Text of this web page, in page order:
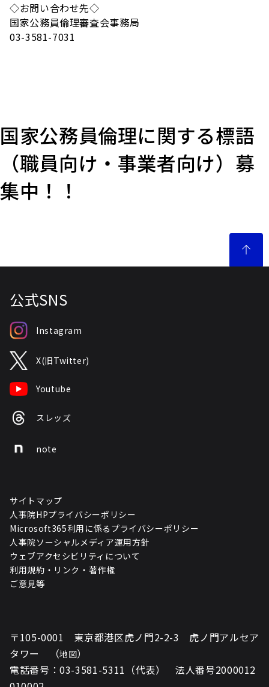
◇お問い合わせ先◇
国家公務員倫理審査会事務局
03-3581-7031
国家公務員倫理に関する標語
（職員向け・事業者向け）募
集中！！
公式SNS
Instagram
X(旧Twitter)
Youtube
スレッズ
note
サイトマップ
人事院HPプライバシーポリシー
Microsoft365利用に係るプライバシーポリシー
人事院ソーシャルメディア運用方針
ウェブアクセシビリティについて
利用規約・リンク・著作権
ご意見等
〒105-0001 東京都港区虎ノ門2-2-3 虎ノ門アルセア
タワー （地図）
電話番号：03-3581-5311（代表） 法人番号2000012